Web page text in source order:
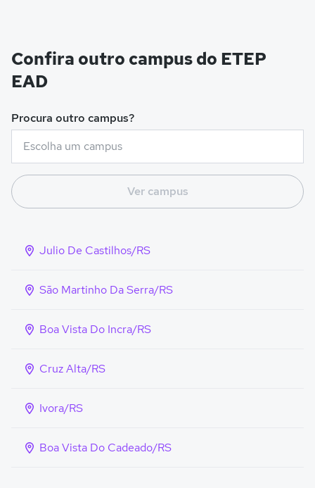
Confira outro campus do ETEP
EAD
Procura outro campus?
Ver campus
Julio De Castilhos/RS
São Martinho Da Serra/RS
Boa Vista Do Incra/RS
Cruz Alta/RS
Ivora/RS
Boa Vista Do Cadeado/RS